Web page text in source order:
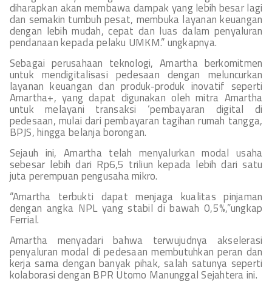
diharapkan akan membawa dampak yang lebih besar lagi
dan semakin tumbuh pesat, membuka layanan keuangan
dengan lebih mudah, cepat dan luas dalam penyaluran
pendanaan kepada pelaku UMKM.” ungkapnya.
Sebagai perusahaan teknologi, Amartha berkomitmen
untuk mendigitalisasi pedesaan dengan meluncurkan
layanan keuangan dan produk-produk inovatif seperti
Amartha+, yang dapat digunakan oleh mitra Amartha
untuk melayani transaksi ‘pembayaran digital di
pedesaan, mulai dari pembayaran tagihan rumah tangga,
BPJS, hingga belanja borongan.
Sejauh ini, Amartha telah menyalurkan modal usaha
sebesar lebih dari Rp6,5 triliun kepada lebih dari satu
juta perempuan pengusaha mikro.
“Amartha terbukti dapat menjaga kualitas pinjaman
dengan angka NPL yang stabil di bawah 0,5%,”ungkap
Ferrial.
Amartha menyadari bahwa terwujudnya akselerasi
penyaluran modal di pedesaan membutuhkan peran dan
kerja sama dengan banyak pihak, salah satunya seperti
kolaborasi dengan BPR Utomo Manunggal Sejahtera ini.